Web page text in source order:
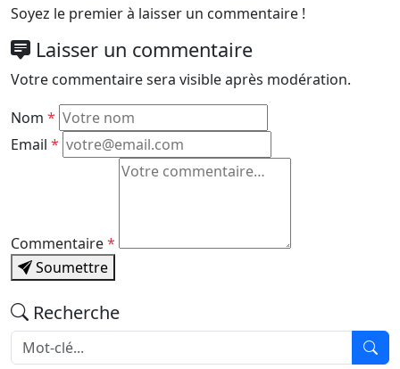
Soyez le premier à laisser un commentaire !
Laisser un commentaire
Votre commentaire sera visible après modération.
Nom *
Email *
Commentaire*
Soumettre
Recherche